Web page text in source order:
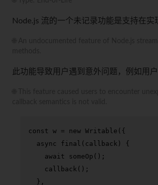
Node.js 流的一个未记录功能是支持在
此功能导致用户遇到意外问题，例如用
const w = new Writable ({
async
final ( callback ) {
await
someOp ();
callback ();
  },